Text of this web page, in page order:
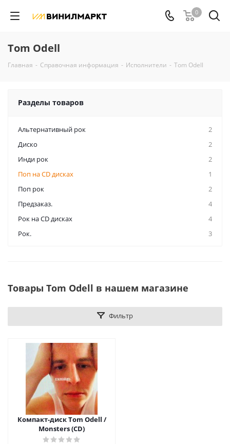
0
Tom Odell
Главная - Справочная информация - Исполнители - Tom Odell
Разделы товаров
Альтернативный рок
2
Диско
2
Инди рок
2
Поп на CD дисках
1
Поп рок
2
Предзаказ.
4
Рок на CD дисках
4
Рок.
3
Товары Tom Odell в нашем магазине
Фильтр
Компакт-диск Tom Odell /
Monsters (CD)